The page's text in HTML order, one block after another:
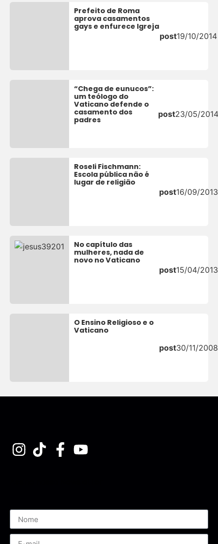
Prefeito de Roma
aprova casamentos
gays e enfurece Igreja
post19/10/2014
“Chega de eunucos”:
um teólogo do
Vaticano defende o
casamento dos
padres
post23/05/
Roseli Fischmann:
Escola pública não é
lugar de religião
post16/09/2013
No capítulo das
mulheres, nada de
novo no Vaticano
post15/04/2013
O Ensino Religioso e o
Vaticano
post30/11/2008